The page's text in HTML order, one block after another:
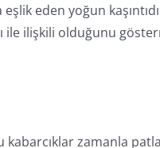
eşlik eden yoğun
ile ilişkili olduğunu
kabarcıklar zamanla